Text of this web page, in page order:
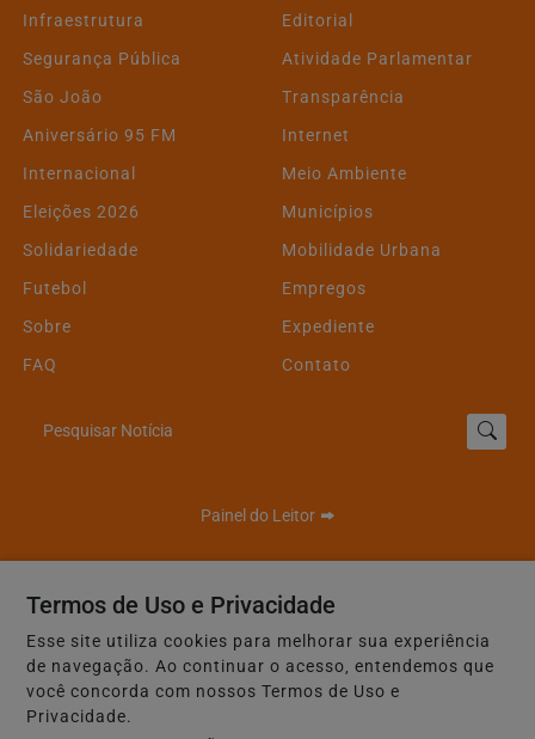
Infraestrutura
Editorial
Segurança Pública
Atividade Parlamentar
São João
Transparência
Aniversário 95 FM
Internet
Internacional
Meio Ambiente
Eleições 2026
Municípios
Solidariedade
Mobilidade Urbana
Futebol
Empregos
Sobre
Expediente
FAQ
Contato
Pesquisar Notícia
Painel do Leitor
95 FM Oficial - Todos os direitos reservados.
Termos de Uso e Privacidade
Esse site utiliza cookies para melhorar sua experiência
de navegação. Ao continuar o acesso, entendemos que
você concorda com nossos Termos de Uso e
Privacidade.